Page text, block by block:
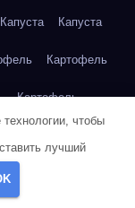
Капуста Капуста
Картофель
Картофель
чтобы
лучший